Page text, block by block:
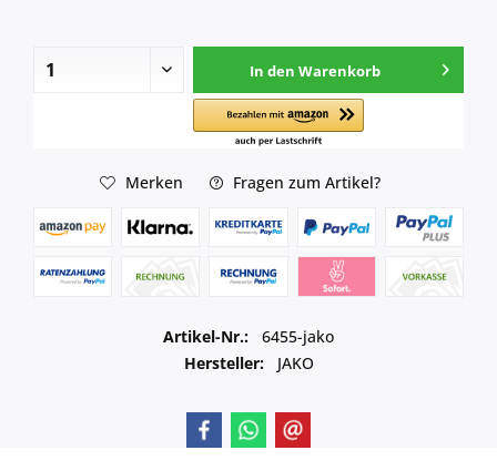
In den Warenkorb
Merken Fragen zum Artikel?
Artikel-Nr.:
6455-jako
Hersteller:
JAKO